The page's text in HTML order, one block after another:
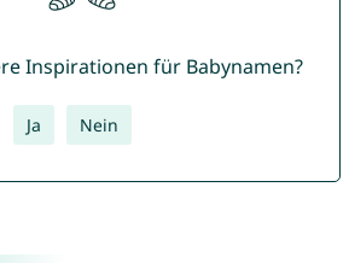
Inspirationen für Babynamen?
Ja Nein